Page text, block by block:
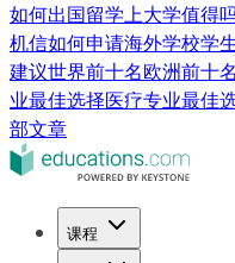
如何出国留学上大学值得
机信如何申请海外学校学
建议世界前十名欧洲前十名
业最佳选择医疗专业最佳
部文章
课程